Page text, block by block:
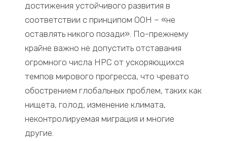
достижения устойчивого развития в
соответствии с принципом ООН – «не
оставлять никого позади». По-прежнему
крайне важно не допустить отставания
огромного числа НРС от ускоряющихся
темпов мирового прогресса, что чревато
обострением глобальных проблем, таких как
нищета, голод, изменение климата,
неконтролируемая миграция и многие
другие.